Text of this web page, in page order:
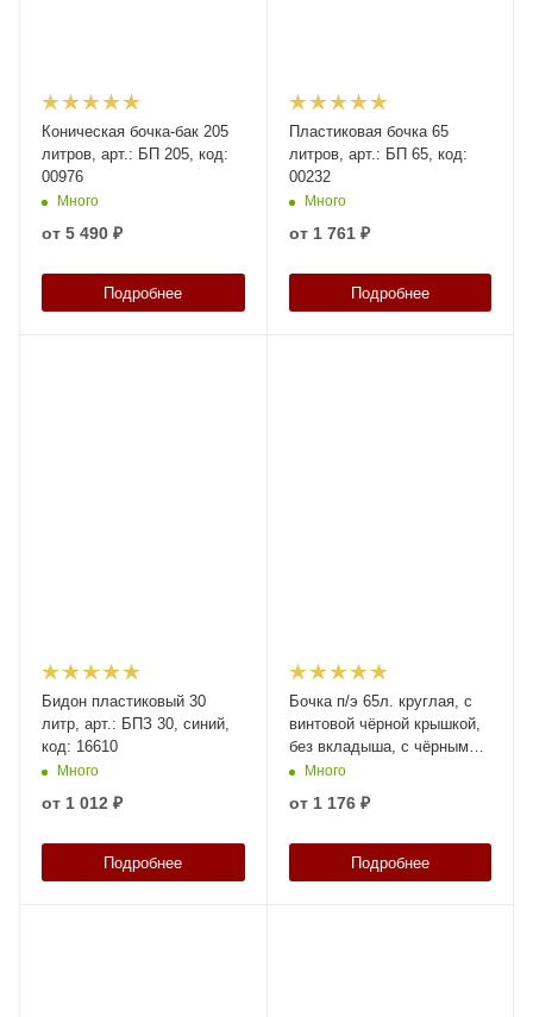
Коническая бочка-бак 205
литров, арт.: БП 205, код:
00976
Много
от 5 490 ₽
Подробнее
Пластиковая бочка 65
литров, арт.: БП 65, код:
00232
Много
от 1 761 ₽
Подробнее
Бидон пластиковый 30
литр, арт.: БПЗ 30, синий,
код: 16610
Много
от 1 012 ₽
Подробнее
Бочка п/э 65л. круглая, с
винтовой чёрной крышкой,
без вкладыша, с чёрными
ручками, код: 38438
Много
от 1 176 ₽
Подробнее